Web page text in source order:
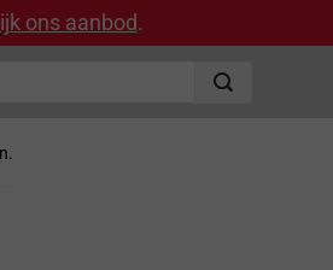
ons aanbod.